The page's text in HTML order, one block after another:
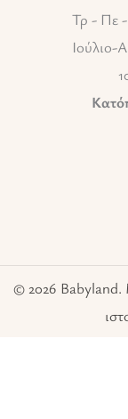
Τρ - Πε -
Ιούλιο-
© 2026 Babyland.